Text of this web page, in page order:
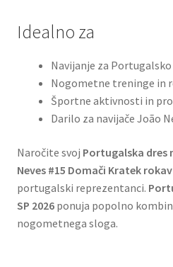
Idealno za
Navijanje za Portugalsko
Nogometne treninge in
Športne aktivnosti in
Darilo za navijače João
Naročite svoj Portugalska dres
Neves #15 Domači Kratek rokav
portugalski reprezentanci.
SP 2026 ponuja popolno
nogometnega sloga.